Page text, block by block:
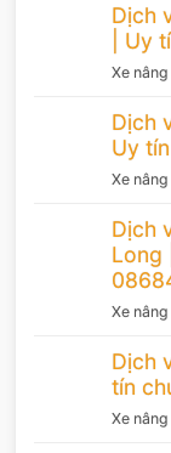
Dịch
| Uy
Xe
Dịch
Uy
Xe
Dịch
Long
Xe
Dịch
tín
Xe